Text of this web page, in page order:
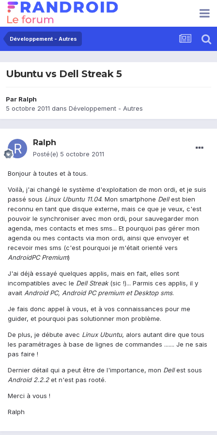
Développement - Autres
Ubuntu vs Dell Streak 5
Par Ralph
5 octobre 2011 dans Développement - Autres
Ralph
Posté(e) 5 octobre 2011
Bonjour à toutes et à tous.
Voilà, j'ai changé le système d'exploitation de mon ordi, et je suis
passé sous Linux Ubuntu 11.04. Mon smartphone Dellest bien
reconnu en tant que disque externe, mais ce que je veux, c'est
pouvoir le synchroniser avec mon ordi, pour sauvegarder mon
agenda, mes contacts et mes sms... Et pourquoi pas gérer mon
agenda ou mes contacts via mon ordi, ainsi que envoyer et
recevoir mes sms (c'est pourquoi je m'était orienté vers
AndroidPC Premium)
J'ai déjà essayé quelques applis, mais en fait, elles sont
incompatibles avec le Dell Streak(sic !)... Parmis ces applis, il y
avait Android PC, Android PC premium et Desktop sms.
Je fais donc appel à vous, et à vos connaissances pour me
guider, et pourquoi pas solutionner mon problème.
De plus, je débute avec Linux Ubuntu, alors autant dire que tous
les paramétrages à base de lignes de commandes ....... Je ne sais
pas faire !
Dernier détail qui a peut être de l'importance, mon Dellest sous
Android 2.2.2et n'est pas rooté.
Merci à vous !
Ralph